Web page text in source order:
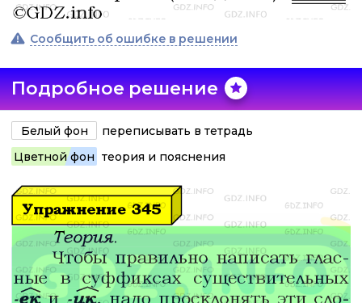
Сообщить об ошибке в решении
Подробное решение
Белый фон
переписывать в тетрадь
Цветной фон теория и пояснения